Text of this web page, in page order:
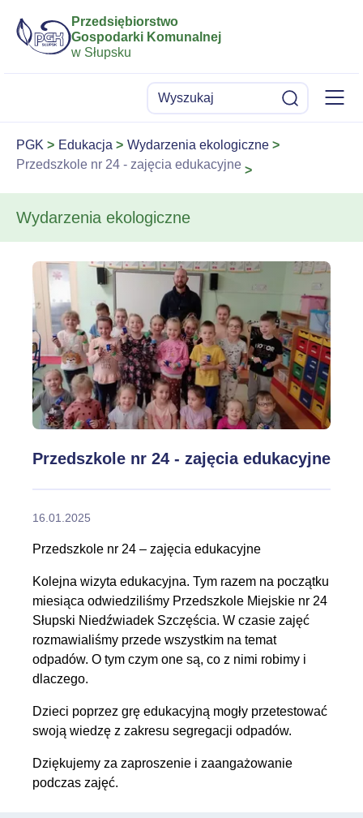
Przedsiębiorstwo
Gospodarki Komunalnej
w Słupsku
Wyszukaj Szukaj Menu
PGK Edukacja
Wydarzenia ekologiczne
Przedszkole nr 24 - zajęcia edukacyjne
Wydarzenia ekologiczne
Przedszkole nr 24 - zajęcia edukacyjne
16.01.2025
Przedszkole nr 24 – zajęcia edukacyjne
Kolejna wizyta edukacyjna. Tym razem na początku
miesiąca odwiedziliśmy Przedszkole Miejskie nr 24
Słupski Niedźwiadek Szczęścia. W czasie zajęć
rozmawialiśmy przede wszystkim na temat
odpadów. O tym czym one są, co z nimi robimy i
dlaczego.
Dzieci poprzez grę edukacyjną mogły przetestować
swoją wiedzę z zakresu segregacji odpadów.
Dziękujemy za zaproszenie i zaangażowanie
podczas zajęć.